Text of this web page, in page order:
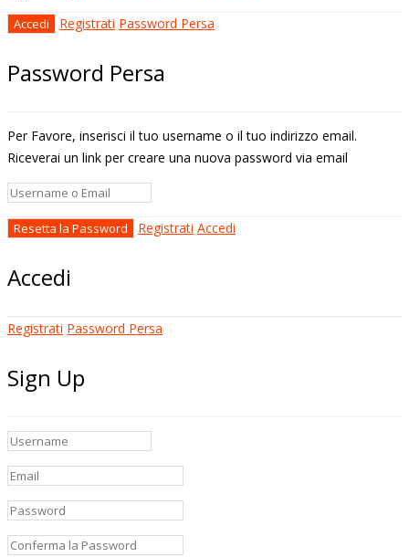
Registrati Password Persa
Password Persa
Per Favore, inserisci il tuo username o il tuo indirizzo email.
Riceverai un link per creare una nuova password via email
Registrati Accedi
Accedi
Registrati Password Persa
Sign Up